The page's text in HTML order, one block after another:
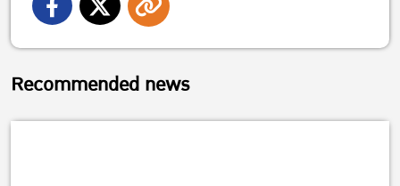
Recommended news